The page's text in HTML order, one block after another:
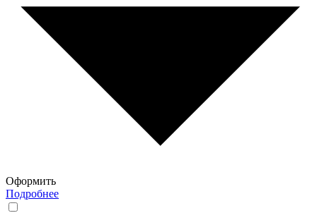
Оформить
Подробнее